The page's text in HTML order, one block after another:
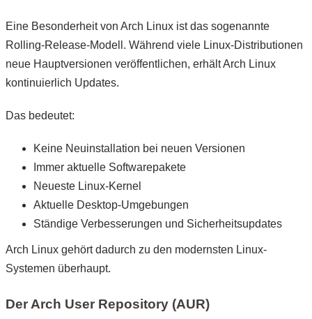
Eine Besonderheit von Arch Linux ist das sogenannte
Rolling-Release-Modell. Während viele Linux-Distributionen
neue Hauptversionen veröffentlichen, erhält Arch Linux
kontinuierlich Updates.
Das bedeutet:
Keine Neuinstallation bei neuen Versionen
Immer aktuelle Softwarepakete
Neueste Linux-Kernel
Aktuelle Desktop-Umgebungen
Ständige Verbesserungen und Sicherheitsupdates
Arch Linux gehört dadurch zu den modernsten Linux-
Systemen überhaupt.
Der Arch User Repository (AUR)